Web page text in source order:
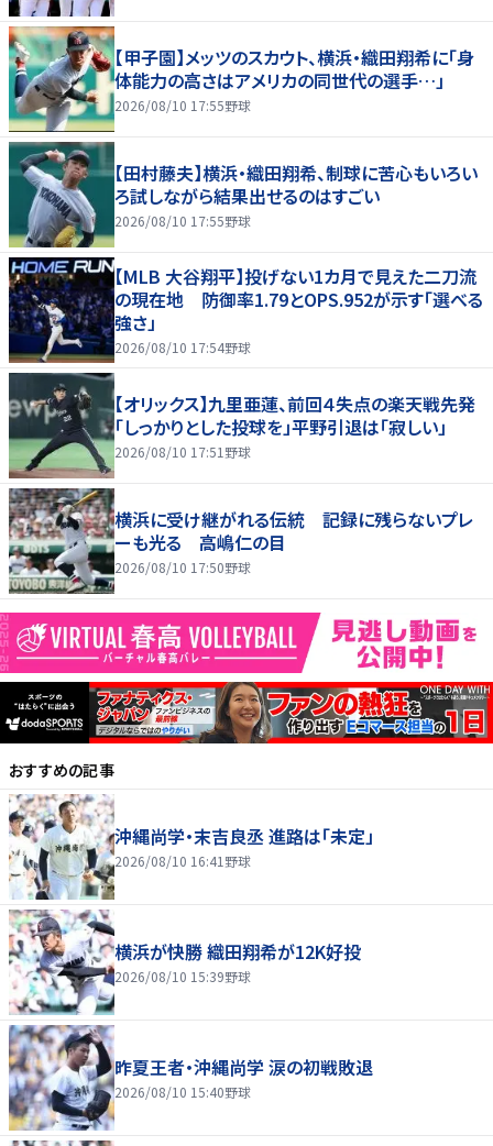
【甲子園】メッツのスカウト、横浜・織田翔希に「身
体能力の高さはアメリカの同世代の選手…」
2026/08/10 17:55野球
【田村藤夫】横浜・織田翔希、制球に苦心もいろい
ろ試しながら結果出せるのはすごい
2026/08/10 17:55野球
【MLB 大谷翔平】投げない1カ月で見えた二刀流
の現在地 防御率1.79とOPS.952が示す「選べる
強さ」
2026/08/10 17:54野球
【オリックス】九里亜蓮、前回４失点の楽天戦先発
「しっかりとした投球を」平野引退は「寂しい」
2026/08/10 17:51 野球
横浜に受け継がれる伝統 記録に残らないプレ
ーも光る 高嶋仁の目
2026/08/10 17:50野球
おすすめの記事
沖縄尚学・末吉良丞 進路は「未定」
2026/08/10 16:41 野球
横浜が快勝 織田翔希が12K好投
2026/08/10 15:39野球
昨夏王者・沖縄尚学 涙の初戦敗退
2026/08/10 15:40野球